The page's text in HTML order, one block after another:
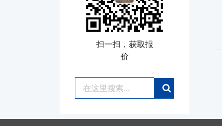
扫一扫，获取报
价